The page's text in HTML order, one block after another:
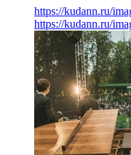
https://kudann.ru/
https://kudann.ru/